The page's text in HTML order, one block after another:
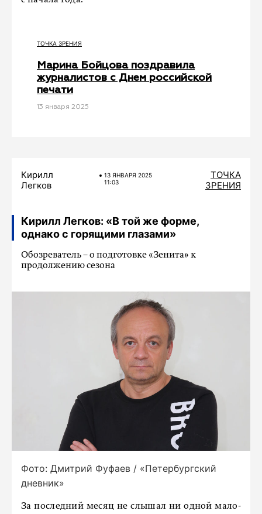
ТОЧКА ЗРЕНИЯ
Марина Бойцова поздравила
журналистов с Днем российской
печати
13 января 2025
Кирилл
Легков
13 ЯНВАРЯ 2025
11:03
ТОЧКА
ЗРЕНИЯ
Кирилл Легков: «В той же форме,
однако с горящими глазами»
Обозреватель – о подготовке «Зенита» к
продолжению сезона
Фото: Дмитрий Фуфаев / «Петербургский
дневник»
За последний месяц не слышал ни одной мало-